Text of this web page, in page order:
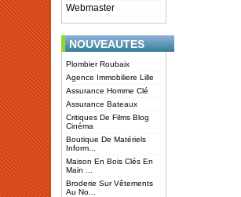
Webmaster
NOUVEAUTES
Plombier Roubaix
Agence Immobiliere Lille
Assurance Homme Clé
Assurance Bateaux
Critiques De Films Blog
Cinéma
Boutique De Matériels
Inform...
Maison En Bois Clés En
Main ...
Broderie Sur Vêtements
Au No...